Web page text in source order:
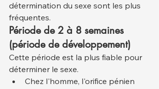
détermination du sexe sont les plus
fréquentes.
Période de 2 à 8 semaines
(période de développement)
Cette période est la plus fiable pour
déterminer le sexe.
Chez l'homme, l'orifice pénien